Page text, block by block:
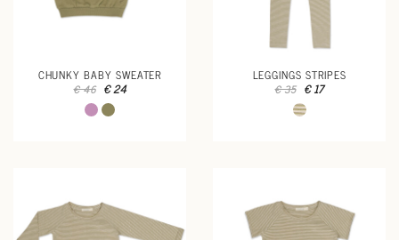
CHUNKY BABY SWEATER
€ 46 € 24
LEGGINGS STRIPES
€ 35 € 17